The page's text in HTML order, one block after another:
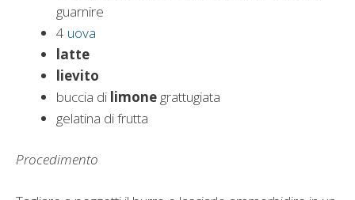
guarnire
4 uova
latte
lievito
buccia di limone grattugiata
gelatina di frutta
Procedimento